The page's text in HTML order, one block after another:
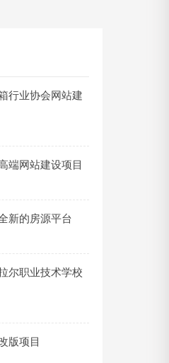
行业协会网站建
端网站建设项目
新的房源平台
尔职业技术学校
版项目